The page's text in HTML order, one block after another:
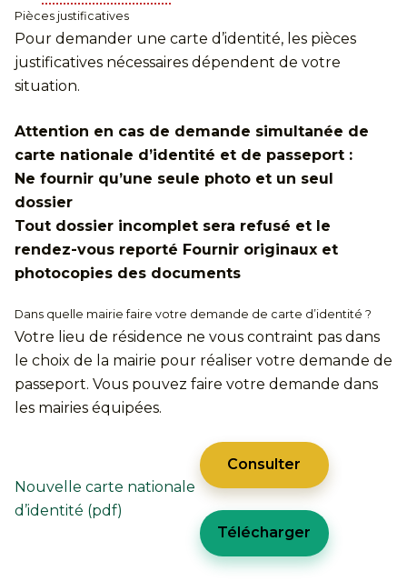
Pièces justificatives
Pour demander une carte d’identité, les pièces
justificatives nécessaires dépendent de votre
situation.
Attention en cas de demande simultanée de
carte nationale d’identité et de passeport :
Ne fournir qu’une seule photo et un seul
dossier
Tout dossier incomplet sera refusé et le
rendez-vous reporté Fournir originaux et
photocopies des documents
Dans quelle mairie faire votre demande de carte d’identité ?
Votre lieu de résidence ne vous contraint pas dans
le choix de la mairie pour réaliser votre demande de
passeport. Vous pouvez faire votre demande dans
les mairies équipées.
Nouvelle carte nationale
d’identité (pdf)
Consulter
Télécharger